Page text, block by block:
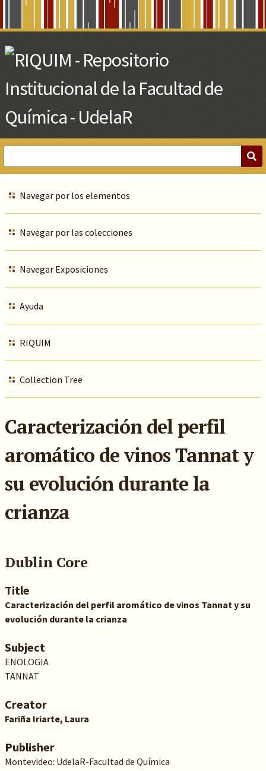
Main
Content
Navegar por los elementos
Navegar por las colecciones
Navegar Exposiciones
Ayuda
RIQUIM
Collection Tree
Caracterización del perfil
aromático de vinos Tannat y
su evolución durante la
crianza
Dublin Core
Title
Caracterización del perfil aromático de vinos Tannat y su
evolución durante la crianza
Subject
ENOLOGIA
TANNAT
Creator
Fariña Iriarte, Laura
Publisher
Montevideo: UdelaR-Facultad de Química